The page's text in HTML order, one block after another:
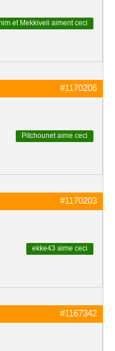
et Mekkiveli aiment ceci
#1170206
Pitchounetaime ceci
#1170203
ekke43 aime ceci
#1167342